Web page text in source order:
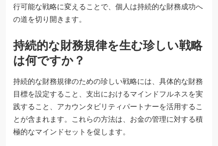
行可能な戦略に変えることで、個人は持続的な財務成功へ
の道を切り開きます。
持続的な財務規律を生む珍しい戦略
は何ですか？
持続的な財務規律のための珍しい戦略には、具体的な財務
目標を設定すること、支出におけるマインドフルネスを実
践すること、アカウンタビリティパートナーを活用するこ
とが含まれます。これらの方法は、お金の管理に対する積
極的なマインドセットを促します。